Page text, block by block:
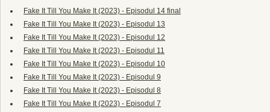
Fake It Till You Make It (2023) - Episodul 14 final
Fake It Till You Make It (2023) - Episodul 13
Fake It Till You Make It (2023) - Episodul 12
Fake It Till You Make It (2023) - Episodul 11
Fake It Till You Make It (2023) - Episodul 10
Fake It Till You Make It (2023) - Episodul 9
Fake It Till You Make It (2023) - Episodul 8
Fake It Till You Make It (2023) - Episodul 7